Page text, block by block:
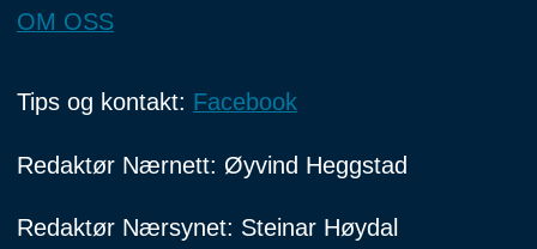
OM OSS
Tips og kontakt: Facebook
Redaktør Nærnett: Øyvind Heggstad
Redaktør Nærsynet: Steinar Høydal